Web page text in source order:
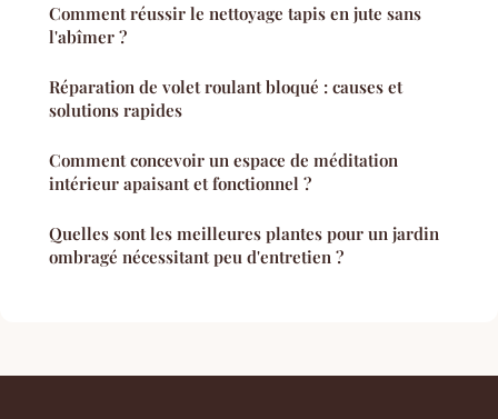
Comment réussir le nettoyage tapis en jute sans
l'abîmer ?
Réparation de volet roulant bloqué : causes et
solutions rapides
Comment concevoir un espace de méditation
intérieur apaisant et fonctionnel ?
Quelles sont les meilleures plantes pour un jardin
ombragé nécessitant peu d'entretien ?